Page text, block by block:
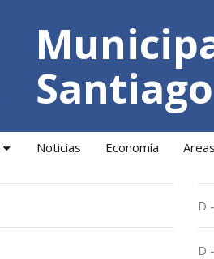
Noticias Economía Areas
D
D